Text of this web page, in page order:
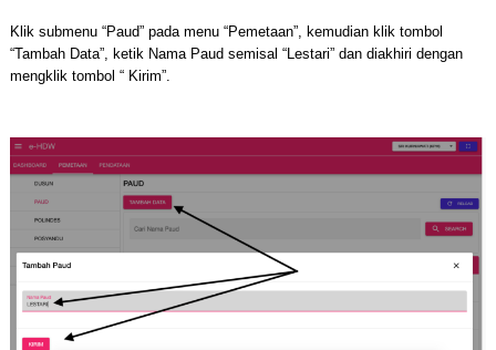
Klik submenu “Paud” pada menu “Pemetaan”, kemudian klik tombol
“Tambah Data”, ketik Nama Paud semisal “Lestari” dan diakhiri dengan
mengklik tombol “ Kirim”.